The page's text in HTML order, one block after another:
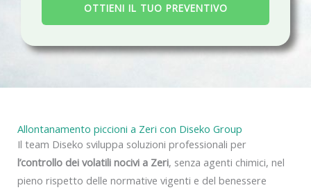
a
c
OTTIENI IL TUO PREVENTIVO
Allontanamento piccioni a Zeri con Diseko Group
Il team Diseko sviluppa soluzioni professionali per
l’controllo dei volatili nocivi a Zeri, senza agenti chimici, nel
pieno rispetto delle normative vigenti e del benessere